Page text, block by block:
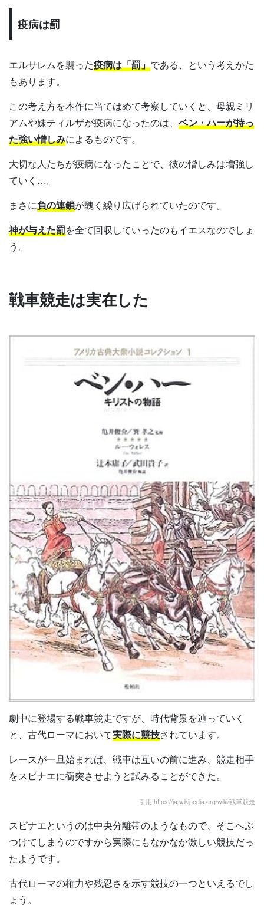
疫病は罰
エルサレムを襲った疫病は「罰」である、という考えかた
もあります。
この考え方を本作に当てはめて考察していくと、母親ミリ
アムや妹ティルザが疫病になったのは、 ベン・ハーが持っ
た強い憎しみによるものです。
大切な人たちが疫病になったことで、彼の憎しみは増強し
ていく…。
まさに負の連鎖が醜く繰り広げられていたのです。
神が与えた罰を全て回収していったのもイエスなのでしょ
う。
戦車競走は実在した
劇中に登場する戦車競走ですが、時代背景を辿っていく
と、古代ローマにおいて実際に競技されています。
レースが一旦始まれば、戦車は互いの前に進み、競走相手
をスピナエに衝突させようと試みることができた。
引用:https://ja.wikipedia.org/wiki/戦車競走
スピナエというのは中央分離帯のようなもので、そこへぶ
つけてしまうのですから実際にもなかなか激しい競技だっ
たようです。
古代ローマの権力や残忍さを示す競技の一つといえるでし
ょう。